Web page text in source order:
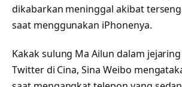
dikabarkan meninggal akibat
saat menggunakan iPhonenya.
Kakak sulung Ma Ailun dalam
Twitter di Cina, Sina Weibo